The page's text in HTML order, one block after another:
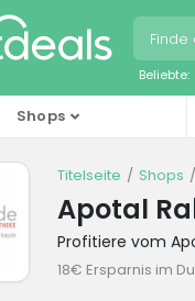
Beliebte:
Shops
Titelseite Shops
Apotal
Profitiere vom
18€ Ersparnis im